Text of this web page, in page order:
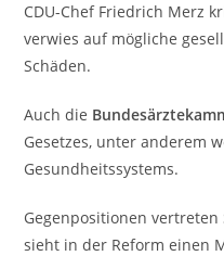
CDU-Chef Friedrich Merz
verwies auf mögliche
Schäden.
Auch die
Gesetzes, unter anderem
Gesundheitssystems.
Gegenpositionen vertreten
sieht in der Reform einen